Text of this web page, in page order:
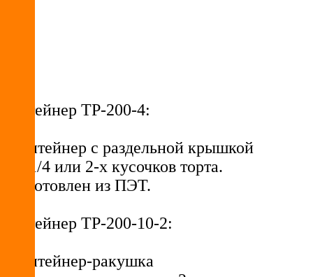
Контейнер ТР-200-4:
• Контейнер с раздельной крышкой
для 1/4 или 2-х кусочков торта.
• Изготовлен из ПЭТ.
Контейнер ТР-200-10-2:
• Контейнер-ракушка